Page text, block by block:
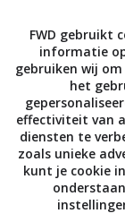
Q7FN,
wordt
de pc gebruiken)
nieuwe
Samsung op
FWD gebruikt
informatie
gebruiken wij
het
effectiviteit van
diensten te
zoals unieke
kunt je cookie